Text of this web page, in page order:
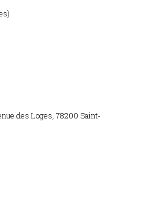
des Loges, 78200 Saint-